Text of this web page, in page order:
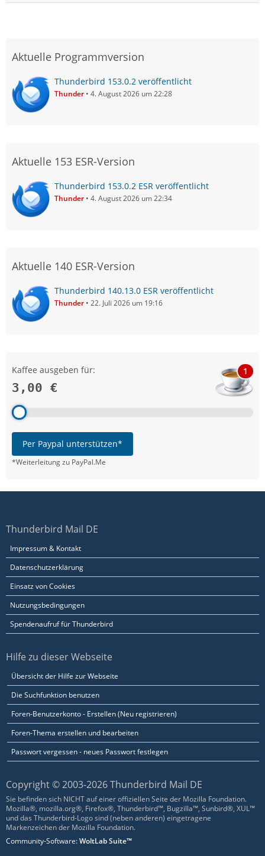
Aktuelle Programmversion
Thunderbird 153.0.2 veröffentlicht
Thunder 4. August 2026 um 22:28
Aktuelle 153 ESR-Version
Thunderbird 153.0.2 ESR veröffentlicht
Thunder 4. August 2026 um 22:34
Aktuelle 140 ESR-Version
Thunderbird 140.13.0 ESR veröffentlicht
Thunder 22. Juli 2026 um 19:16
Kaffee ausgeben für:
3,00 €
1
Per Paypal unterstützen*
*Weiterleitung zu PayPal.Me
Thunderbird Mail DE
Impressum & Kontakt
Datenschutzerklärung
Einsatz von Cookies
Nutzungsbedingungen
Spendenaufruf für Thunderbird
Hilfe zu dieser Webseite
Übersicht der Hilfe zur Webseite
Die Suchfunktion benutzen
Foren-Benutzerkonto - Erstellen (Neu registrieren)
Foren-Thema erstellen und bearbeiten
Passwort vergessen - neues Passwort festlegen
Copyright © 2003-2026 Thunderbird Mail DE
Sie befinden sich NICHT auf einer offiziellen Seite der Mozilla Foundation.
Mozilla®, mozilla.org®, Firefox®, Thunderbird™, Bugzilla™, Sunbird®, XUL™
und das Thunderbird-Logo sind (neben anderen) eingetragene
Markenzeichen der Mozilla Foundation.
Community-Software:WoltLab Suite™